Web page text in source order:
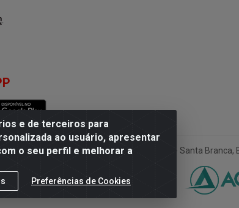
e de terceiros para
ao usuário, apresentar
o seu perfil e melhorar a
Preferências de Cookies
LTDA - Rua Conselheiro Pena, 50 - Santa